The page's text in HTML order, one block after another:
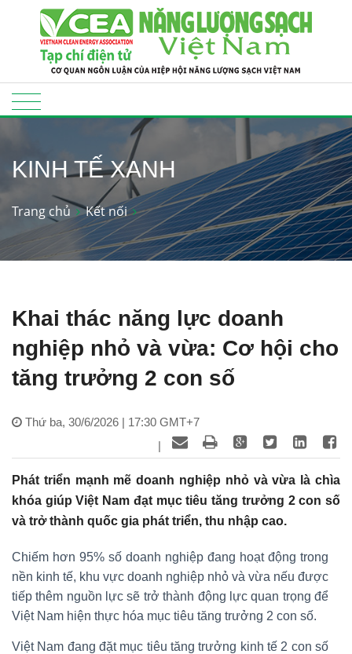
KINH TẾ XANH
Trang chủ Kết nối
Khai thác năng lực doanh
nghiệp nhỏ và vừa: Cơ hội cho
tăng trưởng 2 con số
Thứ ba, 30/6/2026 | 17:30 GMT+7
|
Phát triển mạnh mẽ doanh nghiệp nhỏ và vừa là chìa
khóa giúp Việt Nam đạt mục tiêu tăng trưởng 2 con số
và trở thành quốc gia phát triển, thu nhập cao.
Chiếm hơn 95% số doanh nghiệp đang hoạt động trong
nền kinh tế, khu vực doanh nghiệp nhỏ và vừa nếu được
tiếp thêm nguồn lực sẽ trở thành động lực quan trọng để
Việt Nam hiện thực hóa mục tiêu tăng trưởng 2 con số.
Việt Nam đang đặt mục tiêu tăng trưởng kinh tế 2 con số